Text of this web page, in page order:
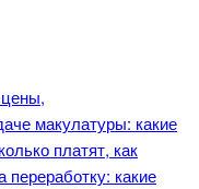
макулатуры: какие
платят, как
переработку: какие